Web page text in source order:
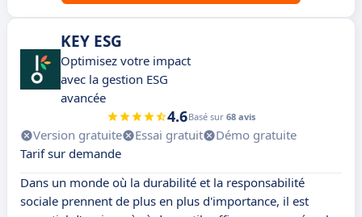
KEY ESG
Optimisez votre impact
avec la gestion ESG
avancée
4.6Basé sur 68 avis
Version gratuite Essai gratuit
Démo gratuite
Tarif sur demande
Dans un monde où la durabilité et la responsabilité
sociale prennent de plus en plus d'importance, il est